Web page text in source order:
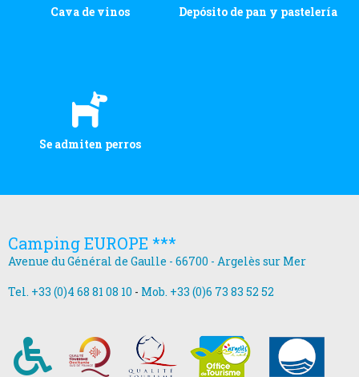
Cava de vinos Depósito de pan y pastelería
Se admiten perros
Camping EUROPE ***
Avenue du Général de Gaulle - 66700 - Argelès sur Mer
Tel. +33 (0)4 68 81 08 10 - Mob. +33 (0)6 73 83 52 52